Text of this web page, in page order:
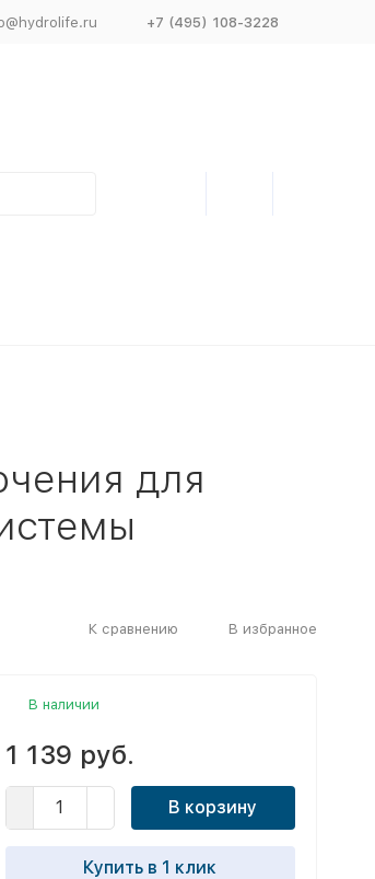
+7 (495) 108-3228
для
К сравнению В избранное
В наличии
1 139 руб.
В корзину
Купить в 1 клик